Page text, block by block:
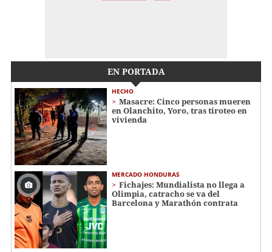
EN PORTADA
HECHO
Masacre: Cinco personas mueren
en Olanchito, Yoro, tras tiroteo en
vivienda
MERCADO HONDURAS
Fichajes: Mundialista no llega a
Olimpia, catracho se va del
Barcelona y Marathón contrata